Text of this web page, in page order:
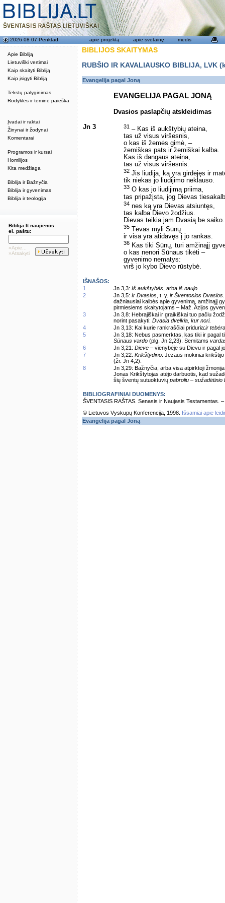
Apie Bibliją
Lietuviški vertimai
Kaip skaityti Bibliją
Kaip įsigyti Bibliją
Tekstų palyginimas
Rodyklės ir teminė paieška
Įvadai ir raktai
Žinynai ir žodynai
Komentarai
Programos ir kursai
Homilijos
Kita medžiaga
Biblija ir Bažnyčia
Biblija ir gyvenimas
Biblija ir teologija
2026 08 07 Penktad. apie projektą apie svetainę medis
Biblija.lt naujienos
el. paštu:
»Apie...
»Atsakyti
BIBLIJOS SKAITYMAS
RUBŠIO IR KAVALIAUSKO BIBLIJA,
Evangelija pagal Joną
EVANGELIJA PAGAL JONĄ
Dvasios paslapčių atskleidimas
Jn 3 31 – Kas iš aukštybių ateina,
tas už visus viršesnis,
o kas iš žemės gimė, –
žemiškas pats ir žemiškai kalba.
Kas iš dangaus ateina,
tas už visus viršesnis.
32 Jis liudija, ką yra girdėjęs ir
tik niekas jo liudijimo neklauso.
33 O kas jo liudijimą priima,
tas pripažįsta, jog Dievas
34 nes ką yra Dievas atsiuntęs,
tas kalba Dievo žodžius.
Dievas teikia jam Dvasią be saiko.
35 Tėvas myli Sūnų
ir visa yra atidavęs į jo rankas.
36 Kas tiki Sūnų, turi amžinąjį
o kas nenori Sūnaus tikėti –
gyvenimo nematys:
virš jo kybo Dievo rūstybė.
IŠNAŠOS:
1
Jn 3,3: Iš aukštybės , arba iš naujo.
2
Jn 3,5: Ir Dvasios , t. y. ir Šventosios Dvasios
dažniausiai kalbės apie gyvenimą, amžinąjį
pirmiesiems skaitytojams – Maž. Azijos
3
Jn 3,8: Hebrajiškai ir graikiškai tuo pačiu
norint pasakyti: Dvasia dvelkia, kur nori.
4
Jn 3,13: Kai kurie rankraščiai priduria:ir
5
Jn 3,18: Nebus pasmerktas, kas tiki ir pagal
Sūnaus vardo (plg. Jn 2,23). Semitams
6
Jn 3,21: Dieve – vienybėje su Dievu ir pagal
7
Jn 3,22: Krikštydino: Jėzaus mokiniai
(žr. Jn 4,2).
8
Jn 3,29: Bažnyčia, arba visa atpirktoji
Jonas Krikštytojas atėjo darbuotis, kad
šių šventų sutuoktuvių pabroliu – sužadėtinio
BIBLIOGRAFINIAI DUOMENYS:
ŠVENTASIS RAŠTAS. Senasis ir Naujasis Testamentas.
© Lietuvos Vyskupų Konferencija, 1998.
Išsamiai apie
Evangelija pagal Joną